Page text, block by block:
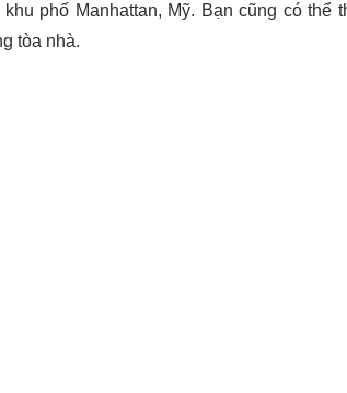
phố Manhattan, Mỹ. Bạn cũng có thể
tòa nhà.